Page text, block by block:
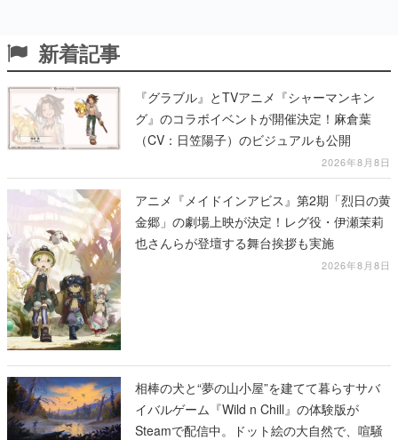
新着記事
『グラブル』とTVアニメ『シャーマンキン
グ』のコラボイベントが開催決定！麻倉葉
（CV：日笠陽子）のビジュアルも公開
2026年8月8日
アニメ『メイドインアビス』第2期「烈日の黄
金郷」の劇場上映が決定！レグ役・伊瀬茉莉
也さんらが登壇する舞台挨拶も実施
2026年8月8日
相棒の犬と“夢の山小屋”を建てて暮らすサバ
イバルゲーム『Wild n Chill』の体験版が
Steamで配信中。ドット絵の大自然で、喧騒